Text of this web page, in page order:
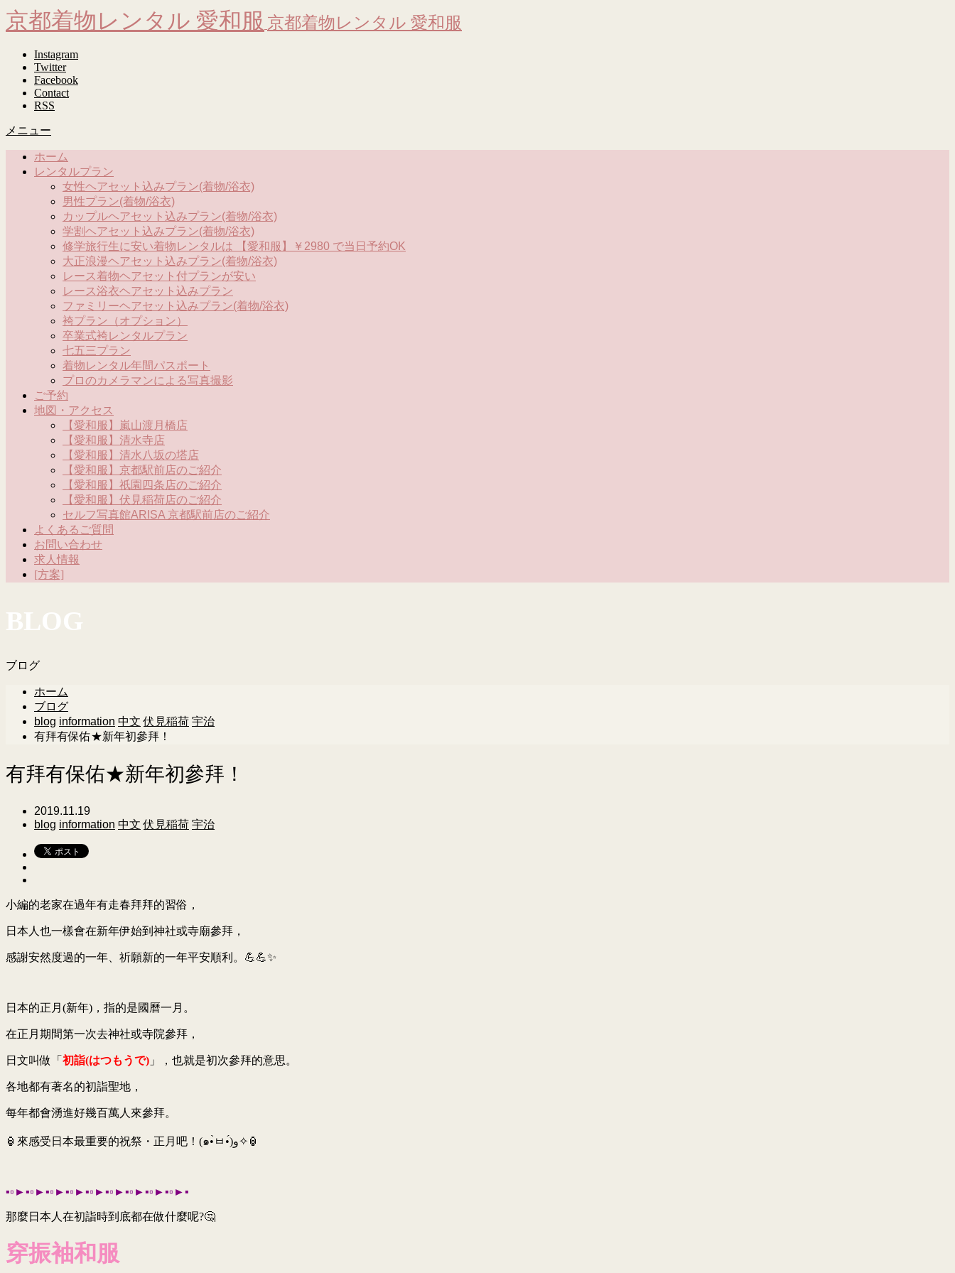
京都着物レンタル 愛和服 京都着物レンタル 愛和服
Instagram
Twitter
Facebook
Contact
RSS
メニュー
ホーム
レンタルプラン
女性ヘアセット込みプラン(着物/浴衣)
男性プラン(着物/浴衣)
カップルヘアセット込みプラン(着物/浴衣)
学割ヘアセット込みプラン(着物/浴衣)
修学旅行生に安い着物レンタルは 【愛和服】￥2980 で当日予約OK
大正浪漫ヘアセット込みプラン(着物/浴衣)
レース着物ヘアセット付プランが安い
レース浴衣ヘアセット込みプラン
ファミリーヘアセット込みプラン(着物/浴衣)
袴プラン（オプション）
卒業式袴レンタルプラン
七五三プラン
着物レンタル年間パスポート
プロのカメラマンによる写真撮影
ご予約
地図・アクセス
【愛和服】嵐山渡月橋店
【愛和服】清水寺店
【愛和服】清水八坂の塔店
【愛和服】京都駅前店のご紹介
【愛和服】祇園四条店のご紹介
【愛和服】伏見稲荷店のご紹介
セルフ写真館ARISA 京都駅前店のご紹介
よくあるご質問
お問い合わせ
求人情報
[方案]
BLOG
ブログ
ホーム
ブログ
blog information 中文 伏見稲荷 宇治
有拜有保佑★新年初參拜！
有拜有保佑★新年初參拜！
2019.11.19
blog information 中文 伏見稲荷 宇治
小編的老家在過年有走春拜拜的習俗，
日本人也一樣會在新年伊始到神社或寺廟參拜，
感謝安然度過的一年、祈願新的一年平安順利。💪💪✨
日本的正月(新年)，指的是國曆一月。
在正月期間第一次去神社或寺院參拜，
日文叫做「 初詣(はつもうで) 」，也就是初次參拜的意思。
各地都有著名的初詣聖地，
每年都會湧進好幾百萬人來參拜。
🏮 來感受日本最重要的祝祭・正月吧！(๑•̀ㅂ•́)و✧🏮
▪▫►▪▫►▪▫►▪▫►▪▫►▪▫►▪▫►▪▫►▪▫►▪
那麼日本人在初詣時到底都在做什麼呢?🤔
穿振袖和服